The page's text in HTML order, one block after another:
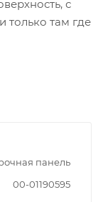
с
только там где
панель
00-01190595